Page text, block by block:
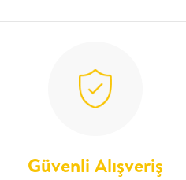
Güvenli Alışveriş